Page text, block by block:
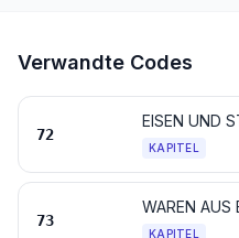
Verwandte Codes
72
EISEN UND
KAPITEL
73
WAREN AUS
KAPITEL